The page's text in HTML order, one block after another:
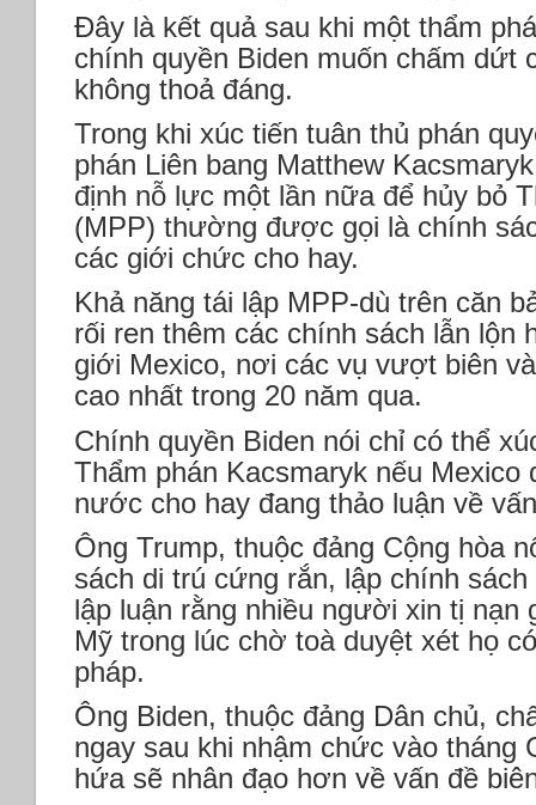
Đây là kết quả sau khi một thẩm
chính quyền Biden muốn chấm dứt
không thoả đáng.
Trong khi xúc tiến tuân thủ phán
phán Liên bang Matthew
định nỗ lực một lần nữa để hủy bỏ
(MPP) thường được gọi là chính
các giới chức cho hay.
Khả năng tái lập MPP-dù trên căn
rối ren thêm các chính sách lẫn lộn
giới Mexico, nơi các vụ vượt biên
cao nhất trong 20 năm qua.
Chính quyền Biden nói chỉ có thể
Thẩm phán Kacsmaryk nếu
nước cho hay đang thảo luận về
Ông Trump, thuộc đảng Cộng hòa
sách di trú cứng rắn, lập chính
lập luận rằng nhiều người xin tị nạn
Mỹ trong lúc chờ toà duyệt xét họ
pháp.
Ông Biden, thuộc đảng Dân chủ,
ngay sau khi nhậm chức vào tháng
hứa sẽ nhân đạo hơn về vấn đề